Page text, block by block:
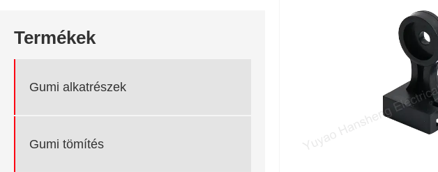
Termékek
Gumi alkatrészek
Gumi tömítés